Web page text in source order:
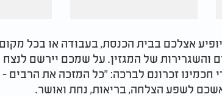
אצלכם בבית הכנסת, בעבודה או בכל מקום
והשגרירות של המגזין. על שמכם יירשם
חכמינו זכרונם לברכה: "כל המזכה את הרבים
לשפע הצלחה, בריאות, נחת ואושר.